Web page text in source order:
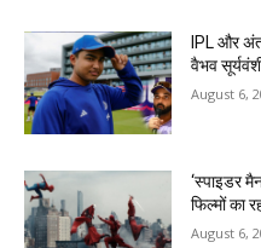
IPL और
वैभव
August 6,
‘स्पाइडर
फिल्मों का
August 6,